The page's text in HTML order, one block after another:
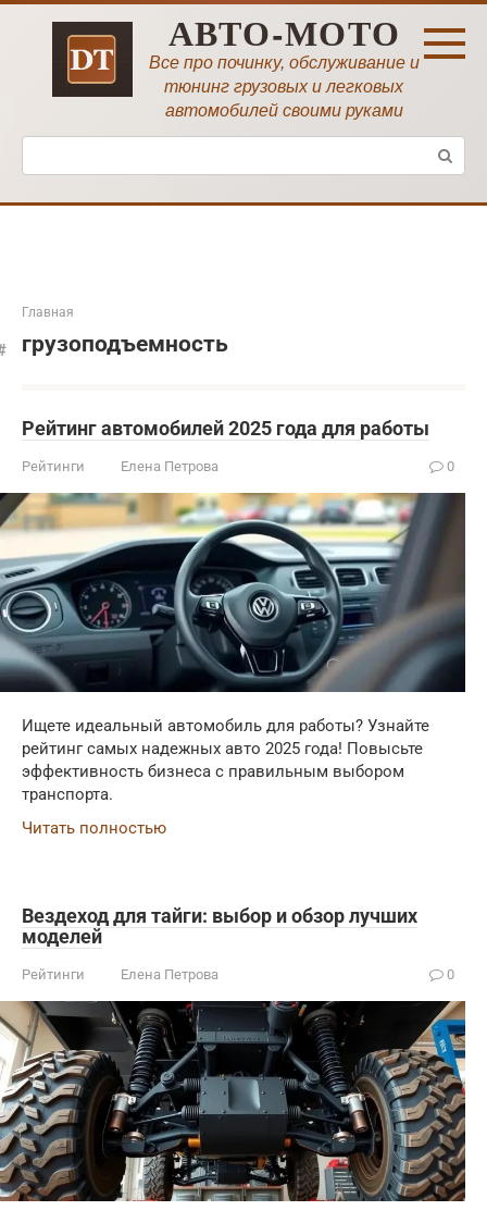
Перейти
АВТО-МОТО
Все про починку, обслуживание и
тюнинг грузовых и легковых
автомобилей своими руками
Поиск:
Главная
грузоподъемность
Рейтинг автомобилей 2025 года для работы
Рейтинги Елена Петрова 0
Ищете идеальный автомобиль для работы? Узнайте
рейтинг самых надежных авто 2025 года! Повысьте
эффективность бизнеса с правильным выбором
транспорта.
Читать полностью
Вездеход для тайги: выбор и обзор лучших
моделей
Рейтинги Елена Петрова 0